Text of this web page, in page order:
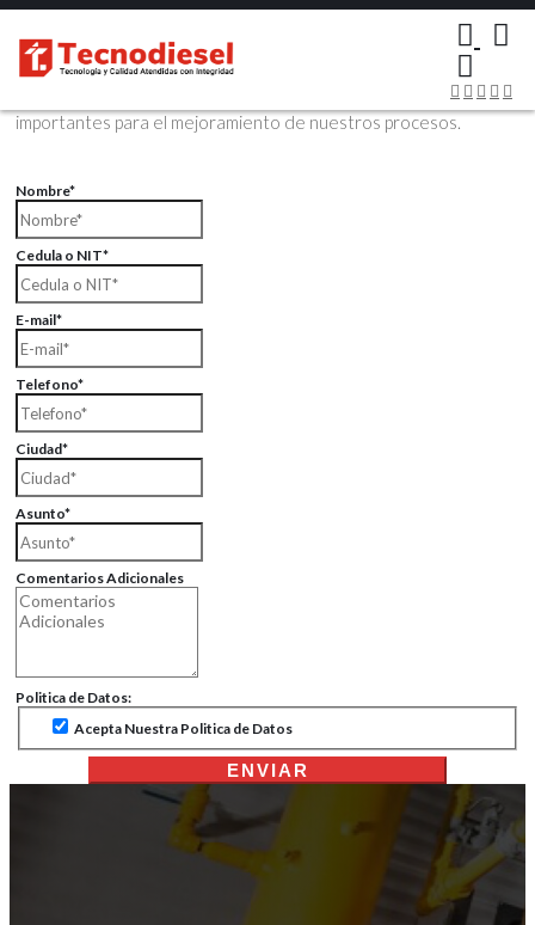
Contáctenos Vía Email
Envíenos sus datos con sus comentarios, sus opiniones son muy
importantes para el mejoramiento de nuestros procesos.
Nombre*
Cedula o NIT*
E-mail*
Telefono*
Ciudad*
Asunto*
Comentarios Adicionales
Politica de Datos:
Acepta Nuestra Politica de Datos
ENVIAR